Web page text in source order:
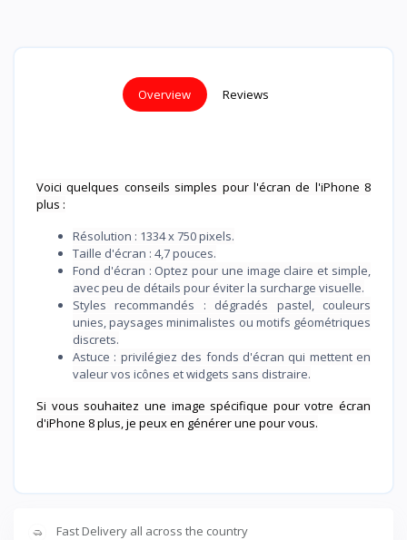
Overview Reviews
Voici quelques conseils simples pour l'écran de l'iPhone 8
plus :
Résolution : 1334 x 750 pixels.
Taille d'écran : 4,7 pouces.
Fond d'écran : Optez pour une image claire et simple,
avec peu de détails pour éviter la surcharge visuelle.
Styles recommandés : dégradés pastel, couleurs
unies, paysages minimalistes ou motifs géométriques
discrets.
Astuce : privilégiez des fonds d'écran qui mettent en
valeur vos icônes et widgets sans distraire.
Si vous souhaitez une image spécifique pour votre écran
d'iPhone 8 plus, je peux en générer une pour vous.
Fast Delivery all across the country